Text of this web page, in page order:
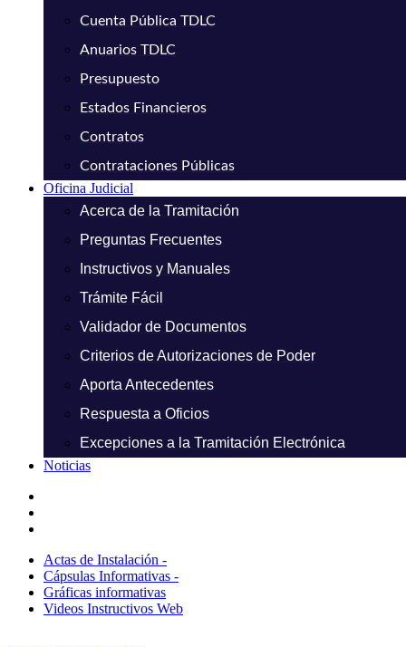
Cuenta Pública TDLC
Anuarios TDLC
Presupuesto
Estados Financieros
Contratos
Contrataciones Públicas
Oficina Judicial
Acerca de la Tramitación
Preguntas Frecuentes
Instructivos y Manuales
Trámite Fácil
Validador de Documentos
Criterios de Autorizaciones de Poder
Aporta Antecedentes
Respuesta a Oficios
Excepciones a la Tramitación Electrónica
Noticias
Actas de Instalación -
Cápsulas Informativas -
Gráficas informativas
Videos Instructivos Web